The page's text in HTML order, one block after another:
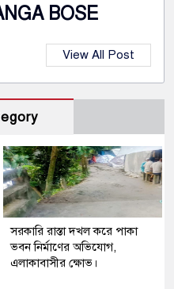
BOSE
View All Post
সরকারি রাস্তা দখল করে পাকা
ভবন নির্মাণের অভিযোগ,
এলাকাবাসীর ক্ষোভ।